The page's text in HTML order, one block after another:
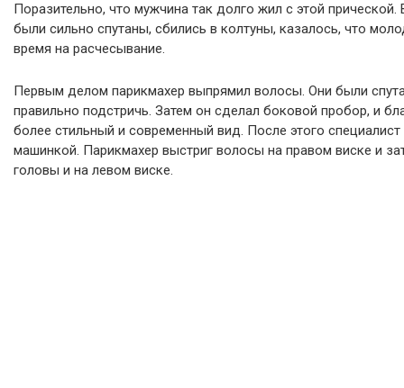
Поразительно, что мужчина так долго жил с этой
были сильно спутаны, сбились в колтуны, казалось, что
время на расчесывание.
Первым делом парикмахер выпрямил волосы. Они были
правильно подстричь. Затем он сделал боковой пробор, и
более стильный и современный вид. После этого
машинкой. Парикмахер выстриг волосы на правом виске и
головы и на левом виске.